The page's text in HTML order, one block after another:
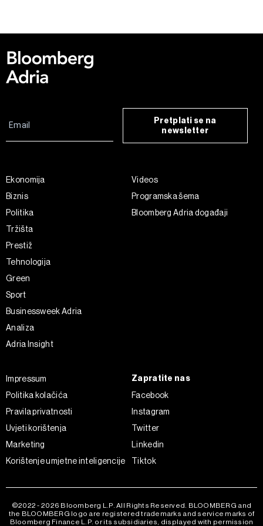
Pretplati se na
newsletter
Ekonomija
Biznis
Politika
Tržišta
Prestiž
Tehnologija
Green
Sport
Businessweek Adria
Analiza
Adria Insight
Videos
Programska šema
Bloomberg Adria događaji
Impressum
Politika kolačića
Pravila privatnosti
Uvjeti korištenja
Marketing
Korištenje umjetne inteligencije
Zapratite nas
Facebook
Instagram
Twitter
Linkedin
Tiktok
©2022 - 2026 Bloomberg L.P. All Rights Reserved. BLOOMBERG and
the BLOOMBERG logo are registered trademarks and service marks of
Bloomberg Finance L.P. or its subsidiaries, displayed with permission